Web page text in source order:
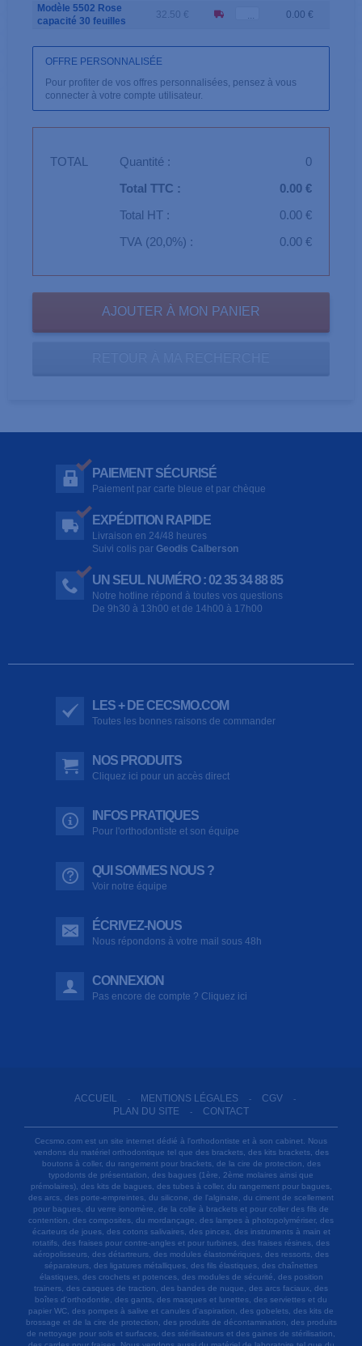
Modèle 5502 Rose
capacité 30 feuilles
32.50 € 0.00 €
OFFRE PERSONNALISÉE
Pour profiter de vos offres personnalisées, pensez à vous
connecter à votre compte utilisateur.
TOTAL Quantité :
0
Total TTC :
0.00 €
Total HT :
0.00 €
TVA (20,0%) :
0.00 €
PAIEMENT SÉCURISÉ
Paiement par carte bleue et par chèque
EXPÉDITION RAPIDE
Livraison en 24/48 heures
Suivi colis par Geodis Calberson
UN SEUL NUMÉRO : 02 35 34 88 85
Notre hotline répond à toutes vos questions
De 9h30 à 13h00 et de 14h00 à 17h00
LES + DE CECSMO.COM
Toutes les bonnes raisons de commander
NOS PRODUITS
Cliquez ici pour un accès direct
INFOS PRATIQUES
Pour l'orthodontiste et son équipe
QUI SOMMES NOUS ?
Voir notre équipe
ÉCRIVEZ-NOUS
Nous répondons à votre mail sous 48h
CONNEXION
Pas encore de compte ? Cliquez ici
ACCUEIL - MENTIONS LÉGALES - CGV -
PLAN DU SITE - CONTACT
Cecsmo.com est un site internet dédié à l'orthodontiste et à son cabinet. Nous
vendons du matériel orthodontique tel que des brackets, des kits brackets, des
boutons à coller, du rangement pour brackets, de la cire de protection, des
typodonts de présentation, des bagues (1ère, 2ème molaires ainsi que
prémolaires), des kits de bagues, des tubes à coller, du rangement pour bagues,
des arcs, des porte-empreintes, du silicone, de l'alginate, du ciment de scellement
pour bagues, du verre ionomère, de la colle à brackets et pour coller des fils de
contention, des composites, du mordançage, des lampes à photopolymériser, des
écarteurs de joues, des cotons salivaires, des pinces, des instruments à main et
rotatifs, des fraises pour contre-angles et pour turbines, des fraises résines, des
aéropolisseurs, des détartreurs, des modules élastomériques, des ressorts, des
séparateurs, des ligatures métalliques, des fils élastiques, des chaînettes
élastiques, des crochets et potences, des modules de sécurité, des position
trainers, des casques de traction, des bandes de nuque, des arcs faciaux, des
boîtes d'orthodontie, des gants, des masques et lunettes, des serviettes et du
papier WC, des pompes à salive et canules d'aspiration, des gobelets, des kits de
brossage et de la cire de protection, des produits de décontamination, des produits
de nettoyage pour sols et surfaces, des stérilisateurs et des gaines de stérilisation,